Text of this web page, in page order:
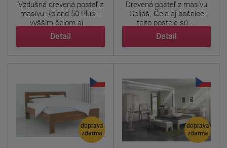
Vzdušná drevená posteľ z
masívu Roland 50 Plus s
vyšším čelom aj ...
Detail
Drevená posteľ z masívu
Goliáš. Čela aj bočnice
tejto postele sú ...
Detail
doprava
zdarma
doprava
zdarma